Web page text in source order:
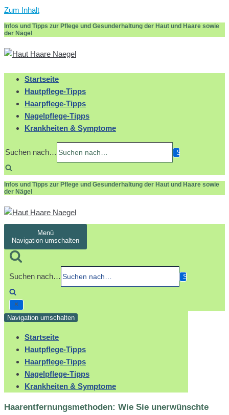
Zum Inhalt
Infos und Tipps zur Pflege und Gesunderhaltung der Haut und Haare sowie
der Nägel
Startseite
Hautpflege-Tipps
Haarpflege-Tipps
Nagelpflege-Tipps
Krankheiten & Symptome
Suchen nach…
Infos und Tipps zur Pflege und Gesunderhaltung der Haut und Haare sowie
der Nägel
Menü
Navigation umschalten
Suchen nach…
Navigation umschalten
Startseite
Hautpflege-Tipps
Haarpflege-Tipps
Nagelpflege-Tipps
Krankheiten & Symptome
Haarentfernungsmethoden: Wie Sie unerwünschte